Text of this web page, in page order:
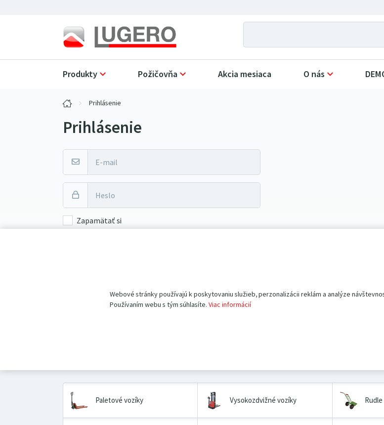
Webové stránky používajú k poskytovaniu služieb, perzonalizácii reklám a analýze
Používaním webu s tým súhlasíte. Viac informácií
Produkty Požičovňa Akcia mesiaca O nás
Prihlásenie
Prihlásenie
Zapamätať si
Pokiaľ ešte u nás nemáte vytvorený účet,registrujte sa.
Paletové vozíky Vysokozdvižné vozíky Rudle